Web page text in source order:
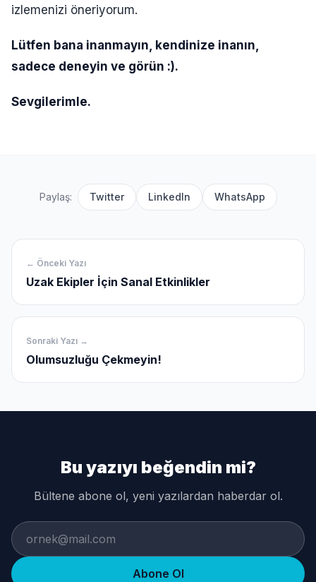
izlemenizi öneriyorum.
Lütfen bana inanmayın, kendinize inanın,
sadece deneyin ve görün :).
Sevgilerimle.
Paylaş: Twitter LinkedIn WhatsApp
← Önceki Yazı
Uzak Ekipler İçin Sanal Etkinlikler
Sonraki Yazı →
Olumsuzluğu Çekmeyin!
Bu yazıyı beğendin mi?
Bültene abone ol, yeni yazılardan haberdar ol.
Abone Ol